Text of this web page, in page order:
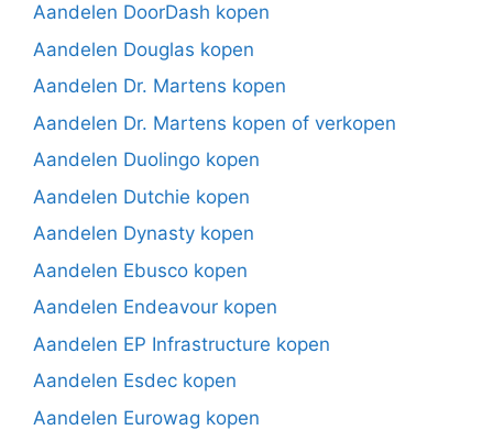
Aandelen DoorDash kopen
Aandelen Douglas kopen
Aandelen Dr. Martens kopen
Aandelen Dr. Martens kopen of verkopen
Aandelen Duolingo kopen
Aandelen Dutchie kopen
Aandelen Dynasty kopen
Aandelen Ebusco kopen
Aandelen Endeavour kopen
Aandelen EP Infrastructure kopen
Aandelen Esdec kopen
Aandelen Eurowag kopen